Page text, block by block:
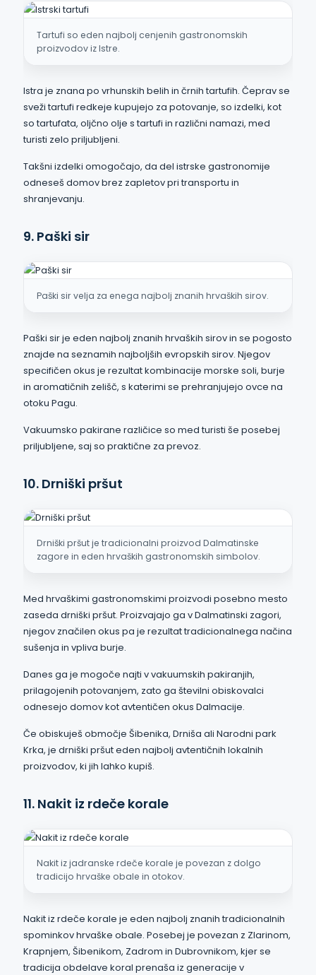
Tartufi so eden najbolj cenjenih gastronomskih
proizvodov iz Istre.
Istra je znana po vrhunskih belih in črnih tartufih. Čeprav se
sveži tartufi redkeje kupujejo za potovanje, so izdelki, kot
so tartufata, oljčno olje s tartufi in različni namazi, med
turisti zelo priljubljeni.
Takšni izdelki omogočajo, da del istrske gastronomije
odneseš domov brez zapletov pri transportu in
shranjevanju.
9. Paški sir
Paški sir velja za enega najbolj znanih hrvaških sirov.
Paški sir je eden najbolj znanih hrvaških sirov in se pogosto
znajde na seznamih najboljših evropskih sirov. Njegov
specifičen okus je rezultat kombinacije morske soli, burje
in aromatičnih zelišč, s katerimi se prehranjujejo ovce na
otoku Pagu.
Vakuumsko pakirane različice so med turisti še posebej
priljubljene, saj so praktične za prevoz.
10. Drniški pršut
Drniški pršut je tradicionalni proizvod Dalmatinske
zagore in eden hrvaških gastronomskih simbolov.
Med hrvaškimi gastronomskimi proizvodi posebno mesto
zaseda drniški pršut. Proizvajajo ga v Dalmatinski zagori,
njegov značilen okus pa je rezultat tradicionalnega načina
sušenja in vpliva burje.
Danes ga je mogoče najti v vakuumskih pakiranjih,
prilagojenih potovanjem, zato ga številni obiskovalci
odnesejo domov kot avtentičen okus Dalmacije.
Če obiskuješ območje Šibenika, Drniša ali Narodni park
Krka, je drniški pršut eden najbolj avtentičnih lokalnih
proizvodov, ki jih lahko kupiš.
11. Nakit iz rdeče korale
Nakit iz jadranske rdeče korale je povezan z dolgo
tradicijo hrvaške obale in otokov.
Nakit iz rdeče korale je eden najbolj znanih tradicionalnih
spominkov hrvaške obale. Posebej je povezan z Zlarinom,
Krapnjem, Šibenikom, Zadrom in Dubrovnikom, kjer se
tradicija obdelave koral prenaša iz generacije v